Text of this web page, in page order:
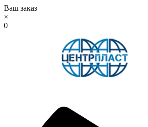
Ваш заказ
×
0